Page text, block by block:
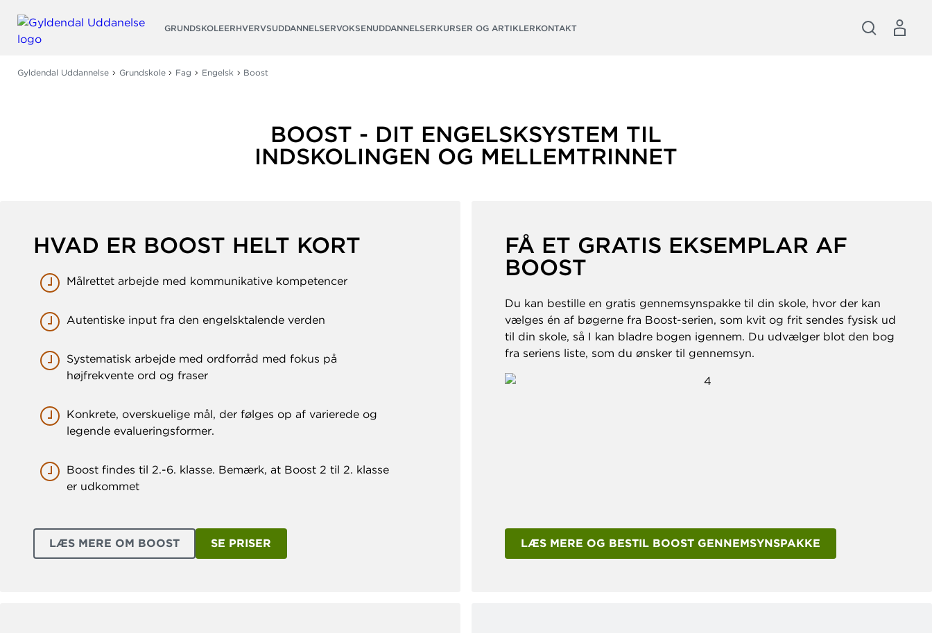
GRUNDSKOLEERHVERVSUDDANNELSERVOKSENUDDANNELSERKURSER OG ARTIKLERKONTAKT
Gyldendal Uddannelse Grundskole Fag Engelsk Boost
BOOST - DIT ENGELSKSYSTEM TIL
INDSKOLINGEN OG MELLEMTRINNET
HVAD ER BOOST HELT KORT
Målrettet arbejde med kommunikative kompetencer
Autentiske input fra den engelsktalende verden
Systematisk arbejde med ordforråd med fokus på
højfrekvente ord og fraser
Konkrete, overskuelige mål, der følges op af varierede og
legende evalueringsformer.
Boost findes til 2.-6. klasse. Bemærk, at Boost 2 til 2. klasse
er udkommet
LÆS MERE OM BOOST SE PRISER
FÅ ET GRATIS EKSEMPLAR AF
BOOST
Du kan bestille en gratis gennemsynspakke til din skole, hvor der kan
vælges én af bøgerne fra Boost-serien, som kvit og frit sendes fysisk ud
til din skole, så I kan bladre bogen igennem. Du udvælger blot den bog
fra seriens liste, som du ønsker til gennemsyn.
LÆS MERE OG BESTIL BOOST GENNEMSYNSPAKKE